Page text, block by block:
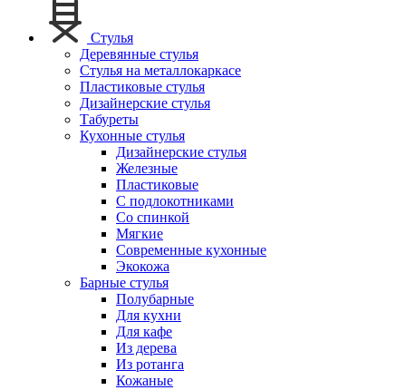
Стулья
Деревянные стулья
Стулья на металлокаркасе
Пластиковые стулья
Дизайнерские стулья
Табуреты
Кухонные стулья
Дизайнерские стулья
Железные
Пластиковые
С подлокотниками
Со спинкой
Мягкие
Современные кухонные
Экокожа
Барные стулья
Полубарные
Для кухни
Для кафе
Из дерева
Из ротанга
Кожаные